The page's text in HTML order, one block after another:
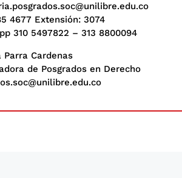
4677 Extensión: 3074
310 5497822 – 313 8800094
Parra Cardenas
de Posgrados en Derecho